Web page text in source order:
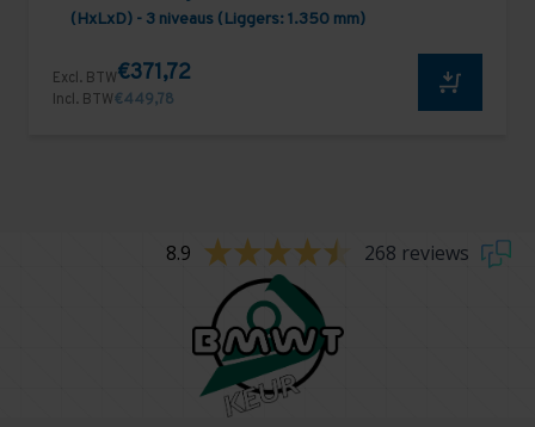
(HxLxD) - 3 niveaus (Liggers: 1.350 mm)
Excl. BTW€371,72
Incl. BTW€449,78
8.9 268 reviews